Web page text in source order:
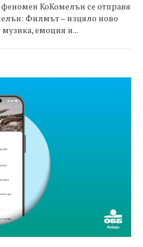
КоКомелън се отправя
Филмът – изцяло ново
емоция и...